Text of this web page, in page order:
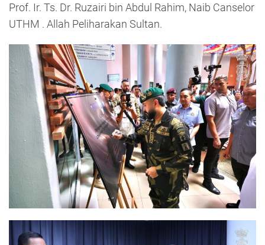
Prof. Ir. Ts. Dr. Ruzairi bin Abdul Rahim, Naib Canselor
UTHM . Allah Peliharakan Sultan.